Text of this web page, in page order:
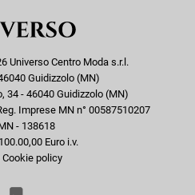
Universo Centro Moda s.r.l.
Guidizzolo (MN)
34 - 46040 Guidizzolo (MN)
Imprese MN n° 00587510207
- 138618
Euro i.v.
Cookie policy